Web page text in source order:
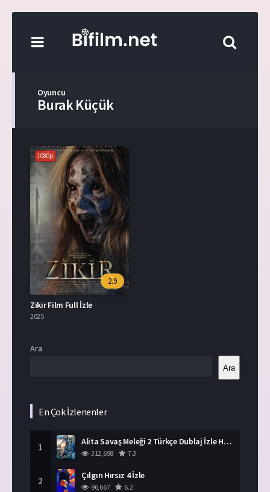
Oyuncu
Burak Küçük
1080p
2.9
Zikir Film Full İzle
2025
Ara
Ara
En Çok İzlenenler
1 Alita Savaş Meleği 2 Türkçe Dublaj İzle HD Film
312,698 7.3
2 Çılgın Hırsız 4 İzle
96,667 6.2